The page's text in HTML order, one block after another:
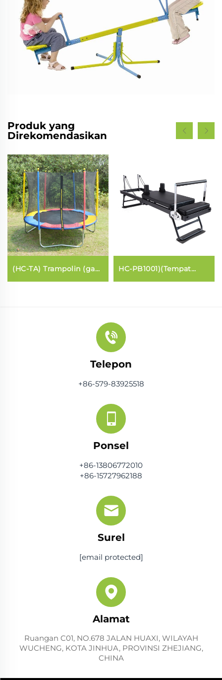
Produk yang
Direkomendasikan
(HC-TA) Trampolin (gaya
umum)
HC-PB1001)(Tempat
tidur inti Pilates rumah
Telepon
+86-579-83925518
Ponsel
+86-13806772010
+86-15727962188
Surel
[email protected]
Alamat
Ruangan C01, NO.678 JALAN HUAXI, WILAYAH
WUCHENG, KOTA JINHUA, PROVINSI ZHEJIANG,
CHINA